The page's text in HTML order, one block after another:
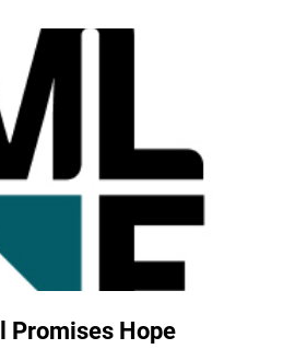
Promises Hope